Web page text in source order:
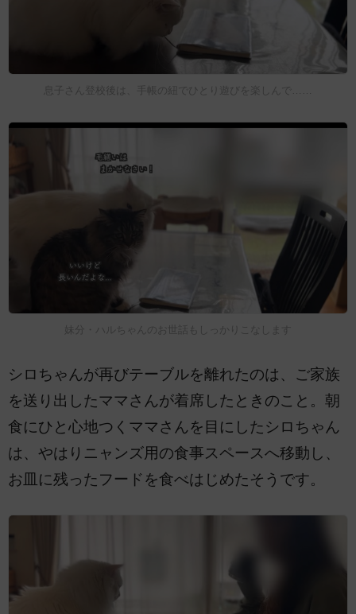
息子さん登校後は、手帳の紐でひとり遊びを楽しんで……
妹分・ハルちゃんのお世話もしっかりこなします
シロちゃんが再びテーブルを離れたのは、ご家族
を送り出したママさんが着席したときのこと。朝
食にひと心地つくママさんを目にしたシロちゃん
は、やはりニャンズ用の食事スペースへ移動し、
お皿に残ったフードを食べはじめたそうです。